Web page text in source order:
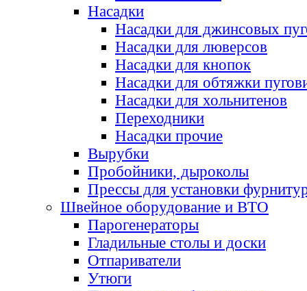
Насадки
Насадки для джинсовых
Насадки для люверсов
Насадки для кнопок
Насадки для обтяжки
Насадки для хольнитенов
Переходники
Насадки прочие
Вырубки
Пробойники, дыроколы
Прессы для установки
Швейное оборудование и ВТО
Парогенераторы
Гладильные столы и доски
Отпариватели
Утюги